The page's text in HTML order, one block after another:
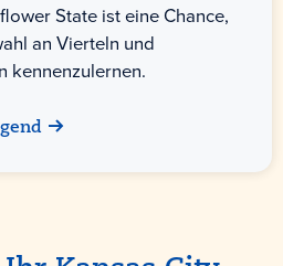
State ist eine Chance,
an Vierteln und
kennenzulernen.